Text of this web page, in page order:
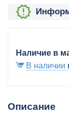
Наличие в
В наличии
Описание